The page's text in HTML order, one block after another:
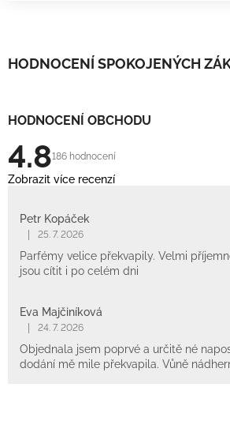
HODNOCENÍ SPOKOJENÝCH
HODNOCENÍ OBCHODU
4.8186 hodnocení
Zobrazit více recenzí
Petr Kopáček
25. 7. 2026
Parfémy velice překvapily. Velmi
jsou cítit i po celém dni
Eva Majčiníková
24. 7. 2026
Objednala jsem poprvé a určitě né
dodání mě mile překvapila. Vůně